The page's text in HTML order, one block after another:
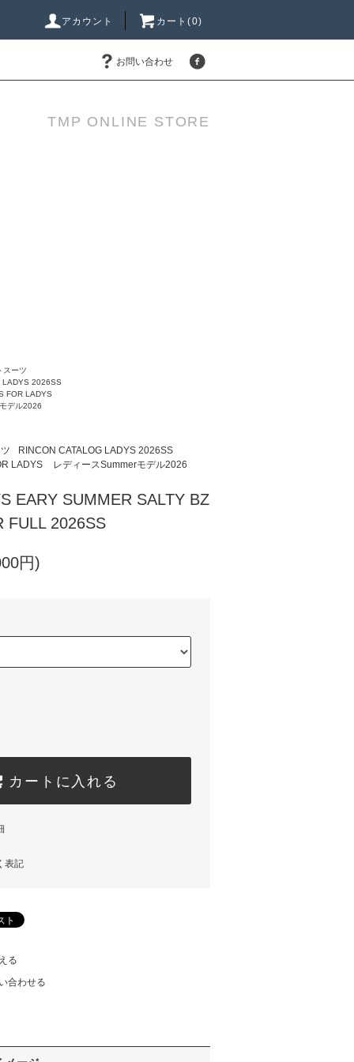
アカウント カート(0)
お問い合わせ
TMP ONLINE STORE
スーツ
LADYS 2026SS
FOR LADYS
デル2026
RINCON CATALOG LADYS 2026SS
LADYS
レディースSummerモデル2026
EARY SUMMER SALTY BZ
FULL 2026SS
円)
カートに入れる
表記
る
合わせる